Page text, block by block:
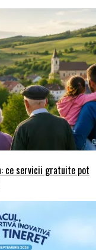
ce servicii gratuite pot